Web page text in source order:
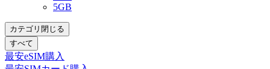
5GB
カテゴリ閉じる
すべて
最安eSIM購入